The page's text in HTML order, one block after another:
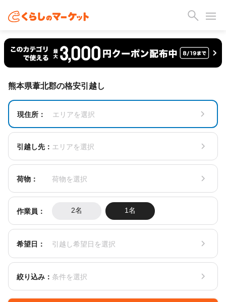
熊本県葦北郡の格安引越し
現住所： エリアを選択
引越し先： エリアを選択
荷物： 荷物を選択
作業員： 2名 1名
希望日： 引越し希望日を選択
絞り込み： 条件を選択